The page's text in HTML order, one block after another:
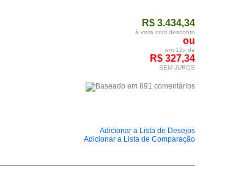
R$ 3.434,34
à vista com desconto
ou
em 12x de
R$ 327,34
SEM JUROS
Adicionar a Lista de Desejos
Adicionar a Lista de Comparação